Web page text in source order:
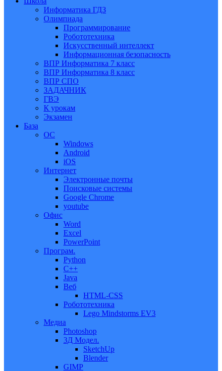
Информатика ГДЗ
Олимпиада
Программирование
Робототехника
Искусственный интеллект
Информационная безопасность
ВПР Информатика 7 класс
ВПР Информатика 8 класс
ВПР СПО
ЗАДАЧНИК
ГВЭ
К урокам
Экзамен
База
ОС
Windows
Android
iOS
Интернет
Электронные почты
Поисковые системы
Google Chrome
youtube
Офис
Word
Excel
PowerPoint
Програм.
Python
C++
Java
Веб
HTML-CSS
Робототехника
Lego Mindstorms EV3
Медиа
Photoshop
3Д Модел.
SketchUp
Blender
GIMP